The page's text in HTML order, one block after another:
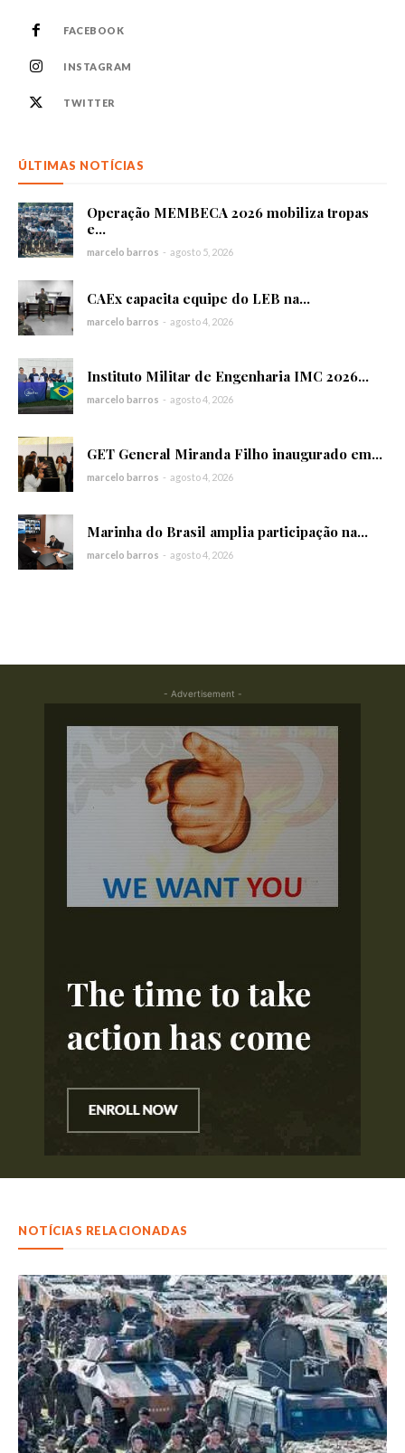
FACEBOOK
INSTAGRAM
TWITTER
ÚLTIMAS NOTÍCIAS
Operação MEMBECA 2026 mobiliza tropas
e...
marcelo barros - agosto 5, 2026
CAEx capacita equipe do LEB na...
marcelo barros - agosto 4, 2026
Instituto Militar de Engenharia IMC 2026...
marcelo barros - agosto 4, 2026
GET General Miranda Filho inaugurado em...
marcelo barros - agosto 4, 2026
Marinha do Brasil amplia participação na...
marcelo barros - agosto 4, 2026
- Advertisement -
NOTÍCIAS RELACIONADAS